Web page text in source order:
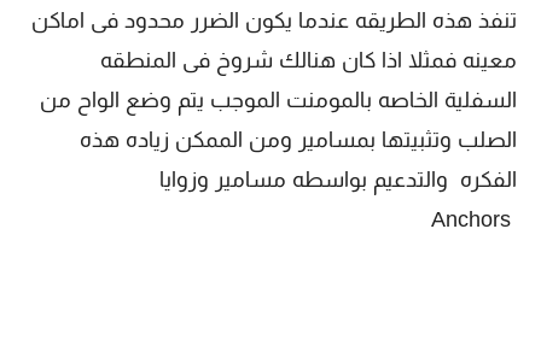
تنفذ هذه الطريقه عندما يكون الضرر محدود فى اماكن
معينه فمثلا اذا كان هنالك شروخ فى المنطقه
السفلية الخاصه بالمومنت الموجب يتم وضع الواح من
الصلب وتثبيتها بمسامير ومن الممكن زياده هذه
الفكره والتدعيم بواسطه مسامير وزوايا